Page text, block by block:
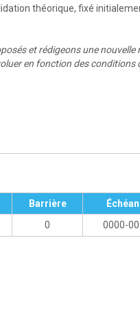
théorique, fixé
et rédigeons une
en fonction des conditions
Barrière
0 0000-